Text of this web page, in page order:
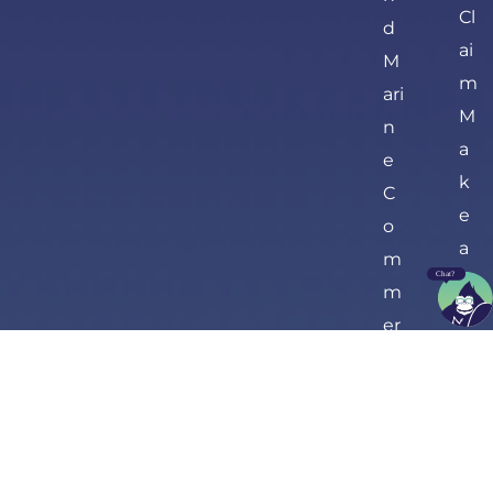
d
M
ari
n
e
C
o
m
m
er
Cl
ai
m
M
a
k
e
a
P
a